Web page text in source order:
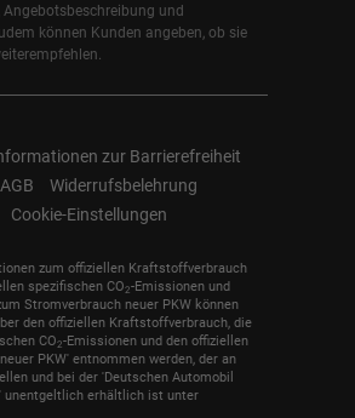
und
können Kunden angeben, ob sie
zur Barrierefreiheit
AGB
Widerrufsbelehrung
Cookie-Einstellungen
zum offiziellen Kraftstoffverbrauch
spezifischen CO2-Emissionen und
Stromverbrauch neuer PKW können
den offiziellen Kraftstoffverbrauch, die
CO2-Emissionen und den offiziellen
PKW' entnommen werden, der an
und bei der 'Deutschen Automobil
unentgeltlich erhältlich ist unter